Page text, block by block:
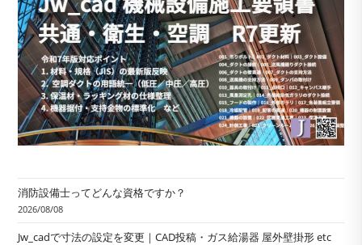
消防設備士ってどんな資格ですか？
2026/08/08
Jw_cadで寸法の設定を変更｜CAD投稿・ガス給湯器 屋外壁掛形 etc